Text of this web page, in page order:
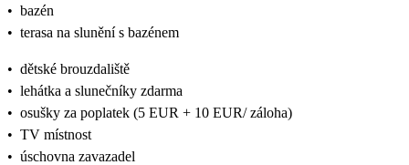
• bazén
• terasa na slunění s bazénem
• dětské brouzdaliště
• lehátka a slunečníky zdarma
• osušky za poplatek (5 EUR + 10 EUR/ záloha)
• TV místnost
• úschovna zavazadel